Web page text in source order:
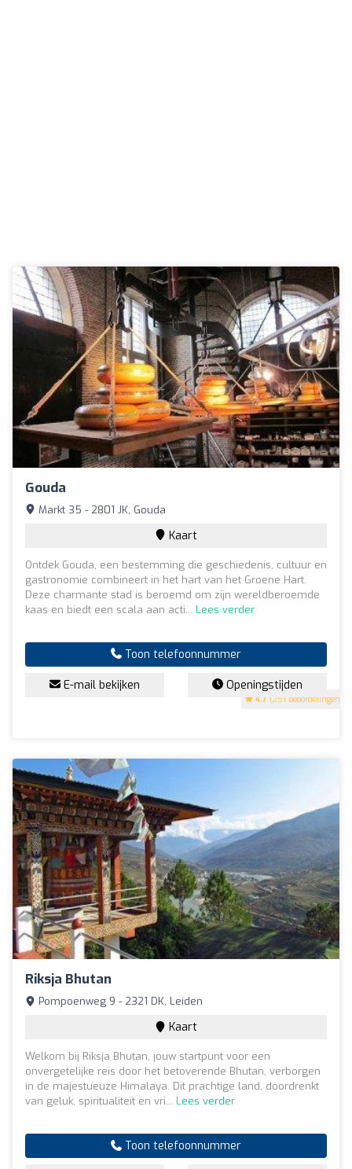
Gouda
4.7 (251 beoordelingen)
Markt 35 - 2801 JK, Gouda
Kaart
Ontdek Gouda, een bestemming die geschiedenis, cultuur en
gastronomie combineert in het hart van het Groene Hart.
Deze charmante stad is beroemd om zijn wereldberoemde
kaas en biedt een scala aan acti... Lees verder
Toon telefoonnummer
E-mail bekijken Openingstijden
Riksja Bhutan
Pompoenweg 9 - 2321 DK, Leiden
Kaart
Welkom bij Riksja Bhutan, jouw startpunt voor een
onvergetelijke reis door het betoverende Bhutan, verborgen
in de majestueuze Himalaya. Dit prachtige land, doordrenkt
van geluk, spiritualiteit en vri... Lees verder
Toon telefoonnummer